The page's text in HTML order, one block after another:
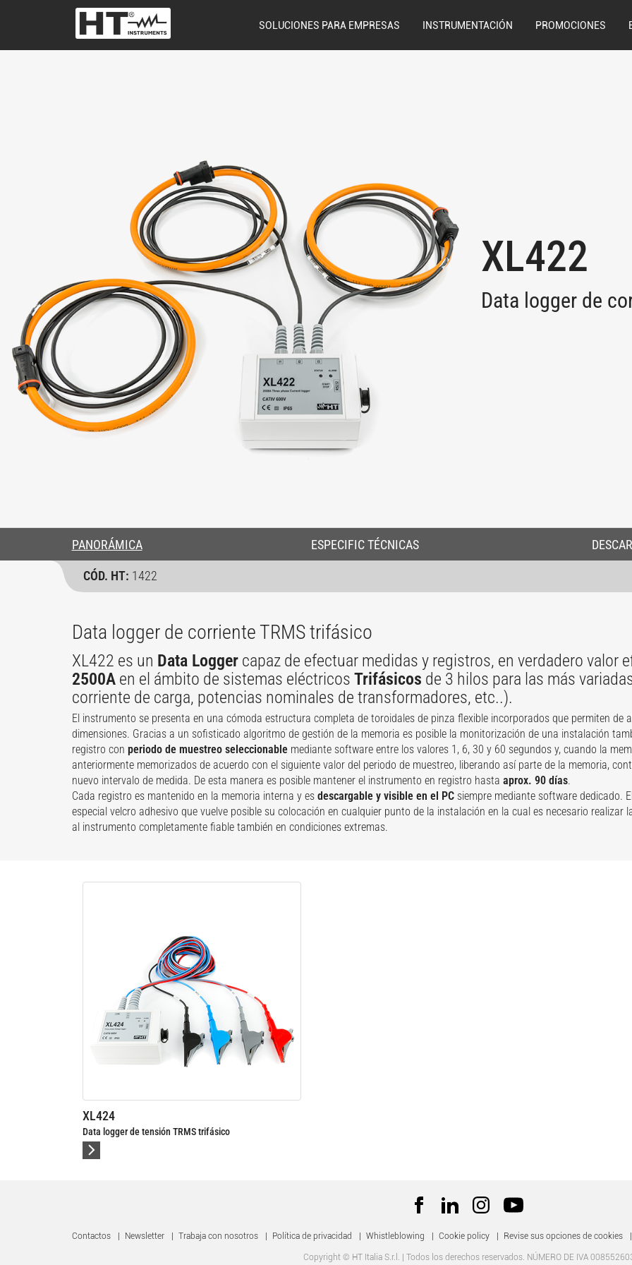
SOLUCIONES PARA EMPRESAS INSTRUMENTACIÓN PROMOCIONES
XL422
Data logger de
PANORÁMICA ESPECIFIC TÉCNICAS
CÓD. HT: 1422
Data logger de corriente TRMS trifásico
XL422 es un Data Logger capaz de efectuar medidas y registros, en verdadero valor
2500A en el ámbito de sistemas eléctricos Trifásicos de 3 hilos para las más
corriente de carga, potencias nominales de transformadores, etc..).
El instrumento se presenta en una cómoda estructura completa de toroidales de pinza flexible incorporados que permiten de
dimensiones. Gracias a un sofisticado algoritmo de gestión de la memoria es posible la monitorización de una instalación
registro con periodo de muestreo seleccionable mediante software entre los valores 1, 6, 30 y 60 segundos y, cuando la
anteriormente memorizados de acuerdo con el siguiente valor del periodo de muestreo, liberando así parte de la memoria,
nuevo intervalo de medida. De esta manera es posible mantener el instrumento en registro hasta aprox. 90 días.
Cada registro es mantenido en la memoria interna y es descargable y visible en el PC siempre mediante software dedicado.
especial velcro adhesivo que vuelve posible su colocación en cualquier punto de la instalación en la cual es necesario realizar
al instrumento completamente fiable también en condiciones extremas.
XL424
Data logger de tensión TRMS trifásico
Contactos Newsletter Trabaja con nosotros Política de privacidad Whistleblowing Cookie policy Revise sus opciones de cookies
Copyright © HT Italia S.r.l. | Todos los derechos reservados. NÚMERO DE IVA